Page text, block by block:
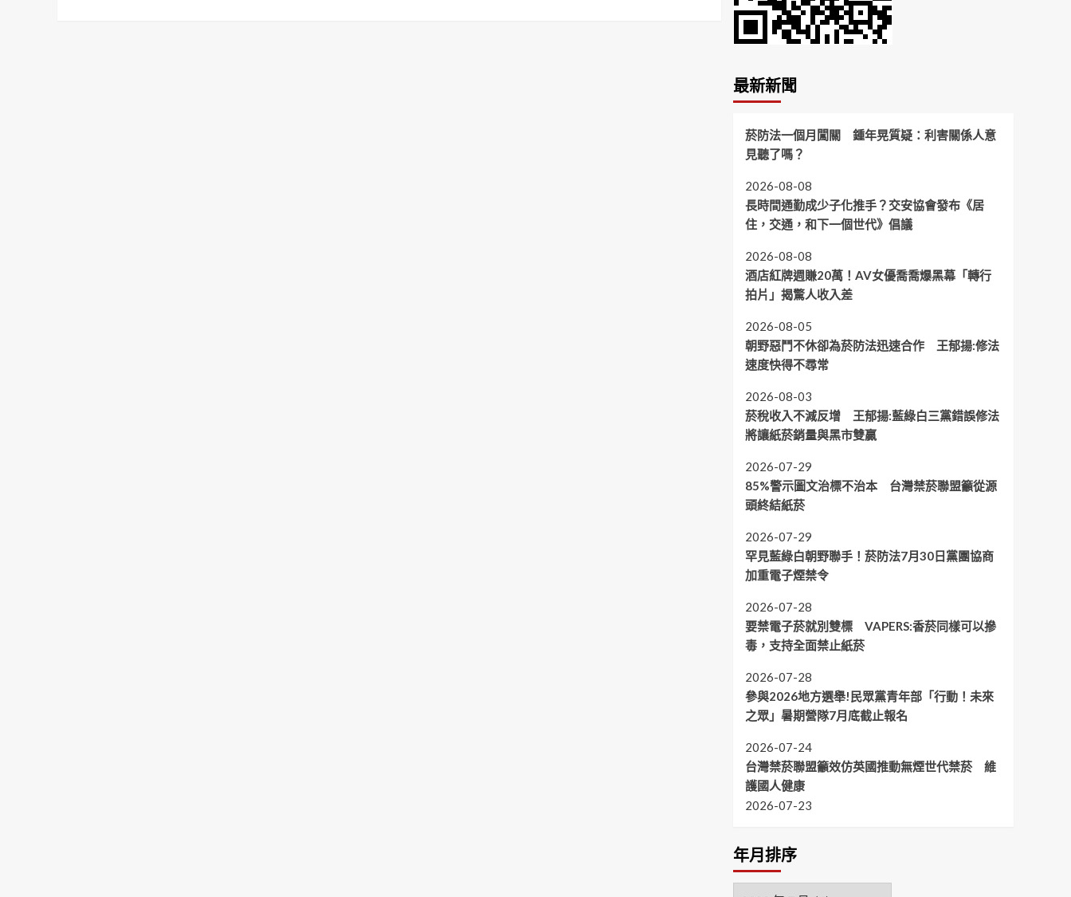
最新新聞
菸防法一個月闖關 鍾年晃質疑：利害關係人意
見聽了嗎？
2026-08-08
長時間通勤成少子化推手？交安協會發布《居
住，交通，和下一個世代》倡議
2026-08-08
酒店紅牌週賺20萬！AV女優喬喬爆黑幕「轉行
拍片」揭驚人收入差
2026-08-05
朝野惡鬥不休卻為菸防法迅速合作 王郁揚:修法
速度快得不尋常
2026-08-03
菸稅收入不減反增 王郁揚:藍綠白三黨錯誤修法
將讓紙菸銷量與黑市雙贏
2026-07-29
85%警示圖文治標不治本 台灣禁菸聯盟籲從源
頭終結紙菸
2026-07-29
罕見藍綠白朝野聯手！菸防法7月30日黨團協商
加重電子煙禁令
2026-07-28
要禁電子菸就別雙標 VAPERS:香菸同樣可以摻
毒，支持全面禁止紙菸
2026-07-28
參與2026地方選舉!民眾黨青年部「行動！未來
之眾」暑期營隊7月底截止報名
2026-07-24
台灣禁菸聯盟籲效仿英國推動無煙世代禁菸 維
護國人健康
2026-07-23
年月排序